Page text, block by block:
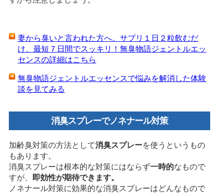
妻から臭いと言われた方へ。サプリ１日２粒飲むだ
け、最短７日間でスッキリ！無臭物語ジェントルエッ
センスの詳細はこちら
無臭物語ジェントルエッセンスで悩みを解消した体験
談を見てみる
消臭スプレーでノネナール対策
加齢臭対策の方法として消臭スプレーを使うというもの
もあります。
消臭スプレーは根本的な対策にはならず一時的なもので
すが、
即効性が期待できます。
ノネナール対策に効果的な消臭スプレーはどんなもので